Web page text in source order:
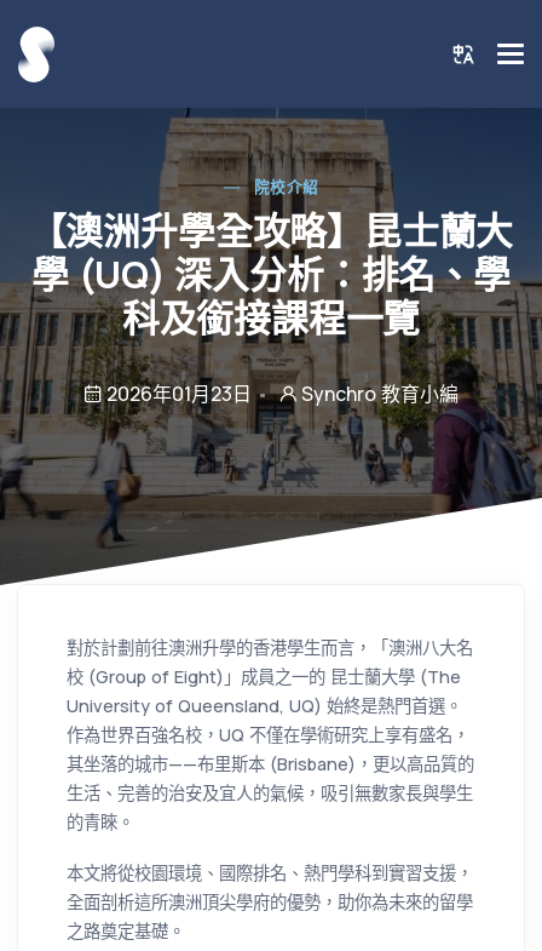
院校介紹
【澳洲升學全攻略】昆士蘭大
學 (UQ) 深入分析：排名、學
科及銜接課程一覽
2026年01月23日 Synchro 教育小編
對於計劃前往澳洲升學的香港學生而言，「澳洲八大名
校 (Group of Eight)」成員之一的 昆士蘭大學 (The
University of Queensland, UQ) 始終是熱門首選。
作為世界百強名校，UQ 不僅在學術研究上享有盛名，
其坐落的城市——布里斯本 (Brisbane)，更以高品質的
生活、完善的治安及宜人的氣候，吸引無數家長與學生
的青睞。
本文將從校園環境、國際排名、熱門學科到實習支援，
全面剖析這所澳洲頂尖學府的優勢，助你為未來的留學
之路奠定基礎。